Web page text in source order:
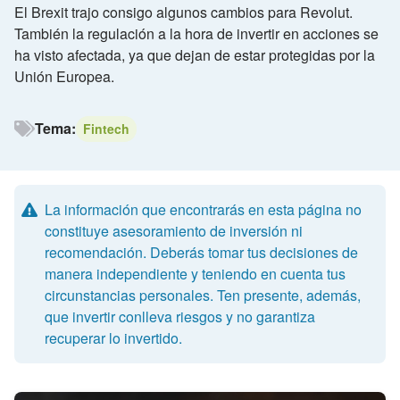
El Brexit trajo consigo algunos cambios para Revolut.
También la regulación a la hora de invertir en acciones se
ha visto afectada, ya que dejan de estar protegidas por la
Unión Europea.
Tema: Fintech
La información que encontrarás en esta página no
constituye asesoramiento de inversión ni
recomendación. Deberás tomar tus decisiones de
manera independiente y teniendo en cuenta tus
circunstancias personales. Ten presente, además,
que invertir conlleva riesgos y no garantiza
recuperar lo invertido.